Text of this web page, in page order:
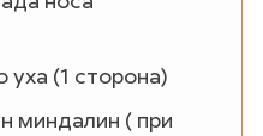
уха (1 сторона)
миндалин ( при